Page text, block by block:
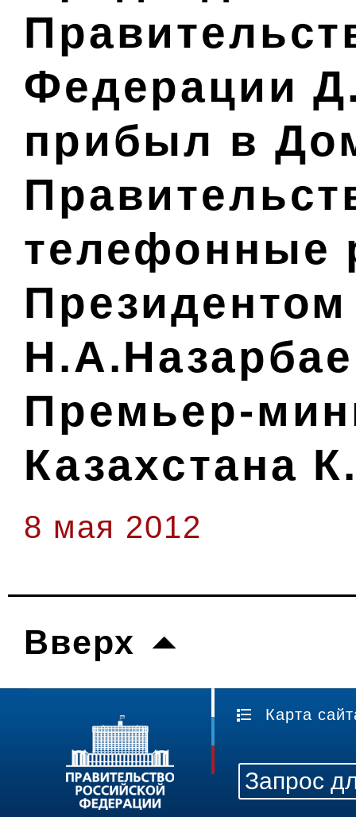
Федерации
прибыл в
телефонные
Президентом
Премьер-
Казахстана
8 мая 2012
Вверх
Карта